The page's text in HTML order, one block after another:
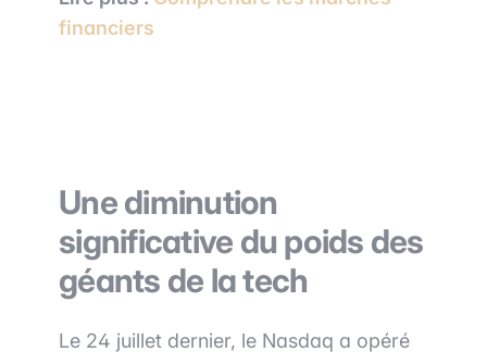
financiers
Une diminution
significative du poids des
géants de la tech
Le 24 juillet dernier, le Nasdaq a opéré